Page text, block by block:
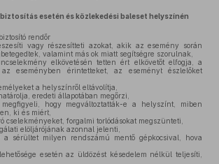
esetén és közlekedési baleset helyszínén
rendőr
vagy részesítteti azokat, akik az esemény során
valamint más ok miatt segítségre szorulnak,
elkövetésén tetten ért elkövetőt elfogja, a
eseményben érintetteket, az eseményt észlelőket
a helyszínről eltávolítja,
eredeti állapotában megőrzi,
hogy megváltoztatták-e a helyszínt, miben
ki és miért,
cselekményeket, forgalmi torlódásokat megszünteti,
elöljárójának azonnal jelenti,
a sérültet milyen rendszámú mentő gépkocsival, hova
esetén az üldözést késedelem nélkül teljesíti,